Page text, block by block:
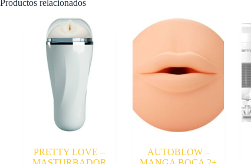
Productos relacionados
PRETTY LOVE –
AUTOBLOW –